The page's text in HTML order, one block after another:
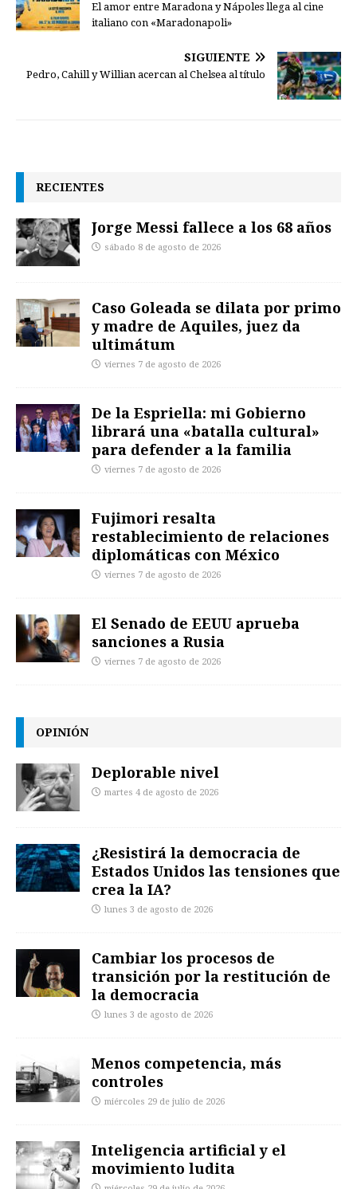
El amor entre Maradona y Nápoles llega al cine
italiano con «Maradonapoli»
SIGUIENTE
Pedro, Cahill y Willian acercan al Chelsea al título
RECIENTES
Jorge Messi fallece a los 68 años
sábado 8 de agosto de 2026
Caso Goleada se dilata por primo
y madre de Aquiles, juez da
ultimátum
viernes 7 de agosto de 2026
De la Espriella: mi Gobierno
librará una «batalla cultural»
para defender a la familia
viernes 7 de agosto de 2026
Fujimori resalta
restablecimiento de relaciones
diplomáticas con México
viernes 7 de agosto de 2026
El Senado de EEUU aprueba
sanciones a Rusia
viernes 7 de agosto de 2026
OPINIÓN
Deplorable nivel
martes 4 de agosto de 2026
¿Resistirá la democracia de
Estados Unidos las tensiones que
crea la IA?
lunes 3 de agosto de 2026
Cambiar los procesos de
transición por la restitución de
la democracia
lunes 3 de agosto de 2026
Menos competencia, más
controles
miércoles 29 de julio de 2026
Inteligencia artificial y el
movimiento ludita